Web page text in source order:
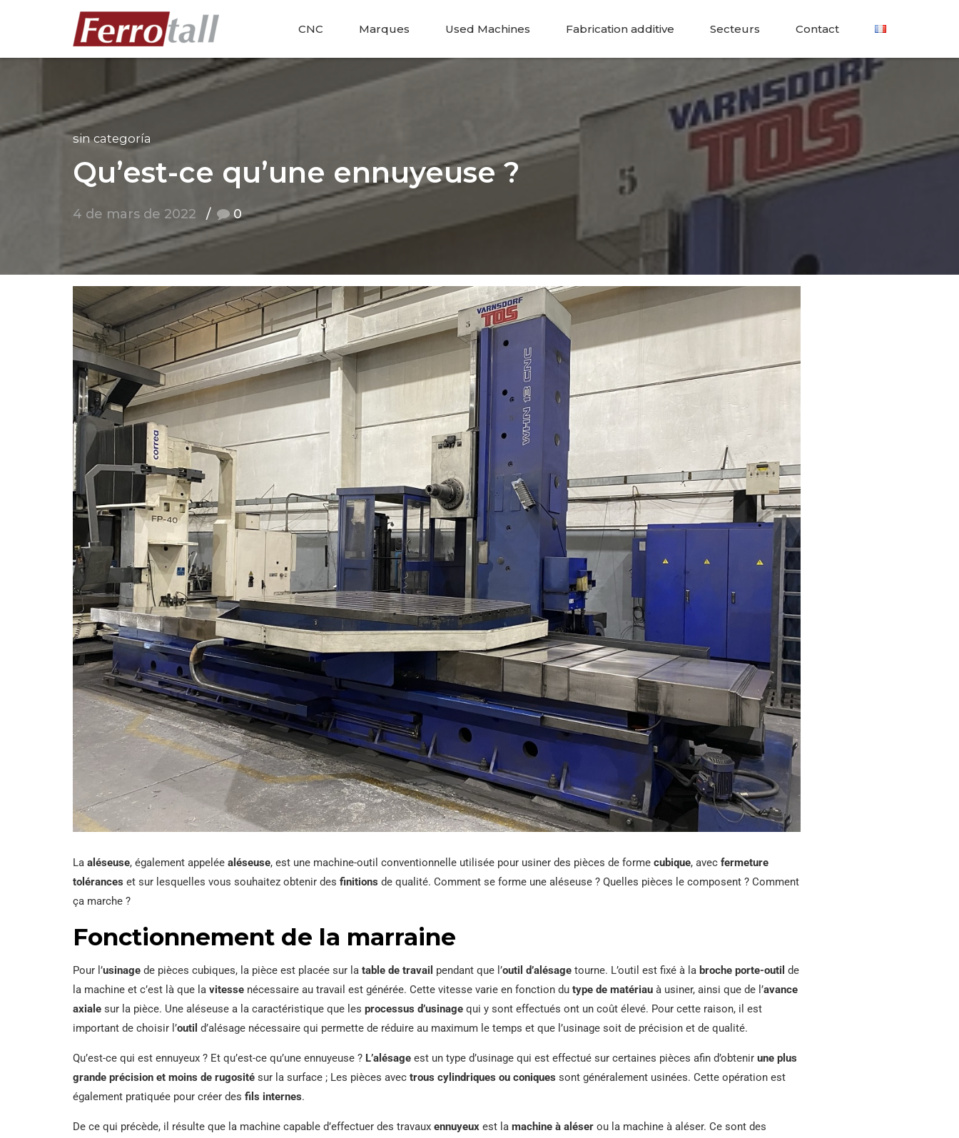
CNC Marques Used Machines Fabrication additive Secteurs Contact
sin categoría
Qu’est-ce qu’une ennuyeuse ?
4 de mars de 2022 0
La aléseuse, également appelée aléseuse, est une machine-outil conventionnelle utilisée pour usiner des pièces de forme cubique, avec fermeture
tolérances et sur lesquelles vous souhaitez obtenir des finitions de qualité. Comment se forme une aléseuse ? Quelles pièces le composent ? Comment
ça marche ?
Fonctionnement de la marraine
Pour l’usinage de pièces cubiques, la pièce est placée sur la table de travail pendant que l’outil d’alésage tourne. L’outil est fixé à la broche porte-outil de
la machine et c’est là que la vitesse nécessaire au travail est générée. Cette vitesse varie en fonction du type de matériau à usiner, ainsi que de l’avance
axiale sur la pièce. Une aléseuse a la caractéristique que les processus d’usinage qui y sont effectués ont un coût élevé. Pour cette raison, il est
important de choisir l’outil d’alésage nécessaire qui permette de réduire au maximum le temps et que l’usinage soit de précision et de qualité.
Qu’est-ce qui est ennuyeux ? Et qu’est-ce qu’une ennuyeuse ? L’alésage est un type d’usinage qui est effectué sur certaines pièces afin d’obtenir une plus
grande précision et moins de rugosité sur la surface ; Les pièces avec trous cylindriques ou coniques sont généralement usinées. Cette opération est
également pratiquée pour créer des fils internes.
De ce qui précède, il résulte que la machine capable d’effectuer des travaux ennuyeux est la machine à aléser ou la machine à aléser. Ce sont des